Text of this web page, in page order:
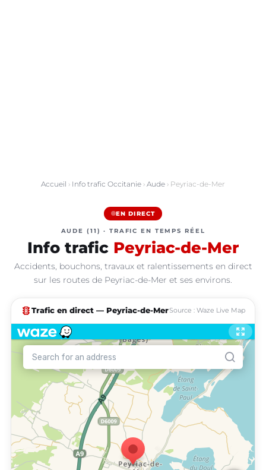
Accueil › Info trafic Occitanie › Aude › Peyriac-de-Mer
EN DIRECT
AUDE (11) · TRAFIC EN TEMPS RÉEL
Info trafic Peyriac-de-Mer
Accidents, bouchons, travaux et ralentissements en direct
sur les routes de Peyriac-de-Mer et ses environs.
traffic Trafic en direct — Peyriac-de-MerSource : Waze Live Map